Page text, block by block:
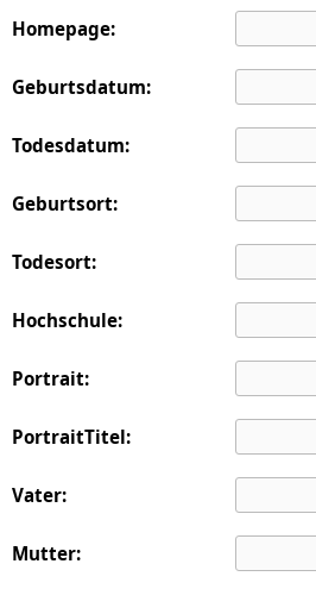
Homepage:
Geburtsdatum:
Todesdatum:
Geburtsort:
Todesort:
Hochschule:
Portrait:
PortraitTitel:
Vater:
Mutter: